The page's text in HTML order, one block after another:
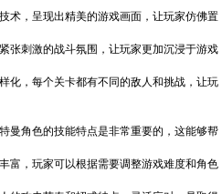
术，呈现出精美的游戏画面，让玩家仿佛置
张刺激的战斗氛围，让玩家更加沉浸于游戏
化，每个关卡都有不同的敌人和挑战，让玩
曼角色的技能特点是非常重要的，这能够帮
富，玩家可以根据需要调整游戏难度和角色